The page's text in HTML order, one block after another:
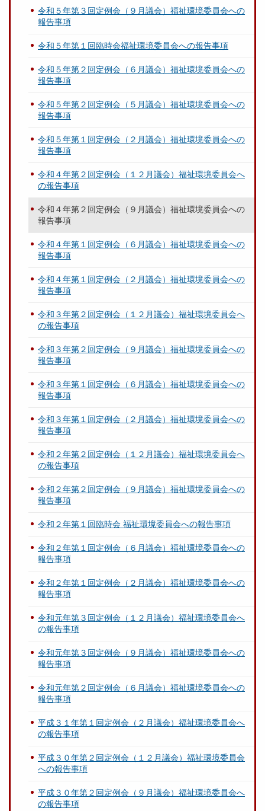
令和５年第３回定例会（９月議会）福祉環境委員会への
報告事項
令和５年第１回臨時会福祉環境委員会への報告事項
令和５年第２回定例会（６月議会）福祉環境委員会への
報告事項
令和５年第２回定例会（５月議会）福祉環境委員会への
報告事項
令和５年第１回定例会（２月議会）福祉環境委員会への
報告事項
令和４年第２回定例会（１２月議会）福祉環境委員会へ
の報告事項
令和４年第２回定例会（９月議会）福祉環境委員会への
報告事項
令和４年第１回定例会（６月議会）福祉環境委員会への
報告事項
令和４年第１回定例会（２月議会）福祉環境委員会への
報告事項
令和３年第２回定例会（１２月議会）福祉環境委員会へ
の報告事項
令和３年第２回定例会（９月議会）福祉環境委員会への
報告事項
令和３年第１回定例会（６月議会）福祉環境委員会への
報告事項
令和３年第１回定例会（２月議会）福祉環境委員会への
報告事項
令和２年第２回定例会（１２月議会）福祉環境委員会へ
の報告事項
令和２年第２回定例会（９月議会）福祉環境委員会への
報告事項
令和２年第１回臨時会 福祉環境委員会への報告事項
令和２年第１回定例会（６月議会）福祉環境委員会への
報告事項
令和２年第１回定例会（２月議会）福祉環境委員会への
報告事項
令和元年第３回定例会（１２月議会）福祉環境委員会へ
の報告事項
令和元年第３回定例会（９月議会）福祉環境委員会への
報告事項
令和元年第２回定例会（６月議会）福祉環境委員会への
報告事項
平成３１年第１回定例会（２月議会）福祉環境委員会へ
の報告事項
平成３０年第２回定例会（１２月議会）福祉環境委員会
への報告事項
平成３０年第２回定例会（９月議会）福祉環境委員会へ
の報告事項